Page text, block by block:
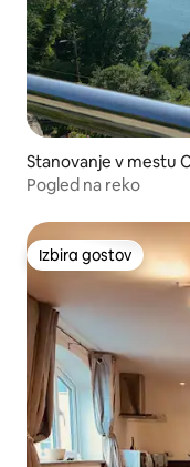
Stanovanje v mestu
Pogled na reko
Izbira gostov
Izbira gostov